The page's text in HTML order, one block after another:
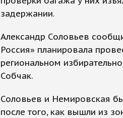
задержании.
Александр Соловьев
Россия» планировала
региональном
Собчак.
Соловьев и Немировская
после того, как вышли из